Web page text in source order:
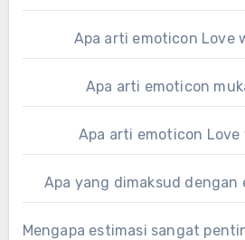
Apa arti emoticon Love
Apa arti emoticon
Apa arti emoticon Love
Apa yang dimaksud dengan
Mengapa estimasi sangat